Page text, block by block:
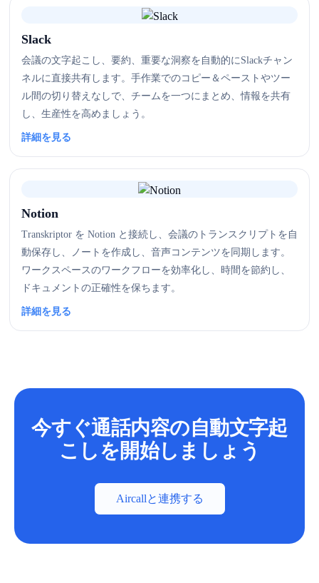
Slack
会議の文字起こし、要約、重要な洞察を自動的にSlackチャン
ネルに直接共有します。手作業でのコピー＆ペーストやツー
ル間の切り替えなしで、チームを一つにまとめ、情報を共有
し、生産性を高めましょう。
詳細を見る
Notion
Transkriptor を Notion と接続し、会議のトランスクリプトを自
動保存し、ノートを作成し、音声コンテンツを同期します。
ワークスペースのワークフローを効率化し、時間を節約し、
ドキュメントの正確性を保ちます。
詳細を見る
今すぐ通話内容の自動文字起
こしを開始しましょう
Aircallと連携する